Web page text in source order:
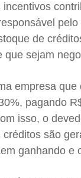
incentivos
de
que sejam
empresa
pagando
isso, o
créditos são
ganhando e